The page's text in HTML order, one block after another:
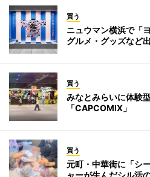
買う
ニュウマン横浜で「
グルメ・グッズなど
買う
みなとみらいに体験
「CAPCOMIX」
買う
元町・中華街に「シ